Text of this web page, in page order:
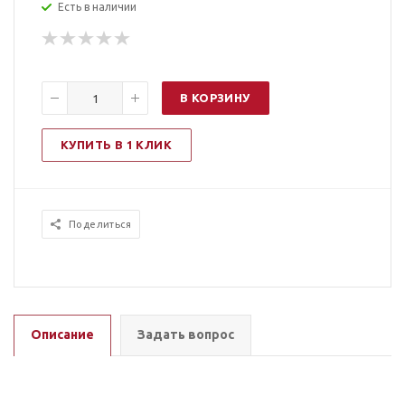
Есть в наличии
В КОРЗИНУ
КУПИТЬ В 1 КЛИК
Поделиться
Описание Задать вопрос